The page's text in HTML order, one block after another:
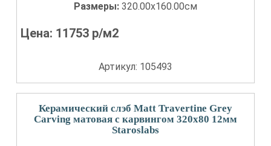
Размеры: 320.00x160.00см
Цена: 11753 р/м2
Артикул: 105493
Керамический слэб Matt Travertine Grey
Carving матовая с карвингом 320x80 12мм
Staroslabs